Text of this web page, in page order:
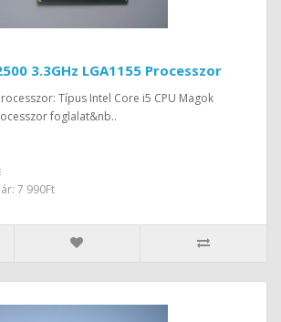
3.3GHz LGA1155 Processzor
Típus Intel Core i5 CPU Magok
foglalat&nb..
7 990Ft